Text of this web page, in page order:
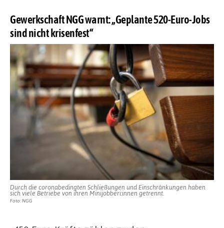
Gewerkschaft NGG warnt: „Geplante 520-Euro-Jobs
sind nicht krisenfest“
Durch die coronabedingten Schließungen und Einschränkungen haben
sich viele Betriebe von ihren Minijobberi:innen getrennt.
Foto: NGG